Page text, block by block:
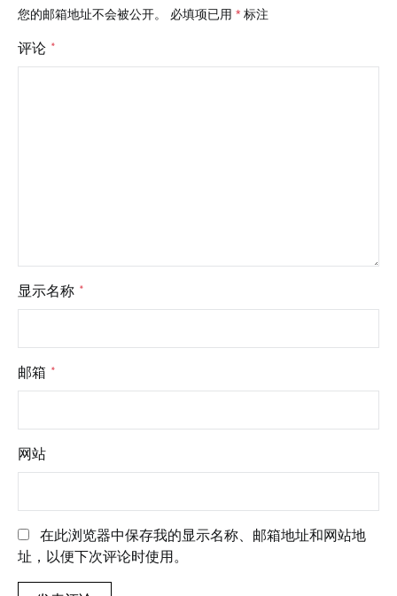
您的邮箱地址不会被公开。 必填项已用 * 标注
评论 *
显示名称 *
邮箱 *
网站
在此浏览器中保存我的显示名称、邮箱地址和网站地
址，以便下次评论时使用。